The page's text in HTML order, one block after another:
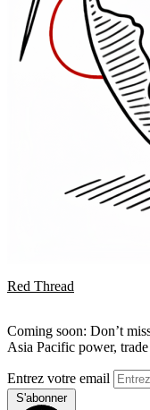
Red Thread
Coming soon: Don’t
Asia Pacific power, trade
Entrez votre email
S'abonner